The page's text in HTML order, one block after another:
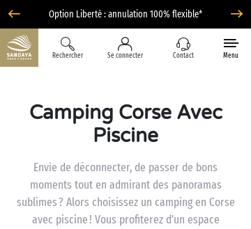
Option Liberté : annulation 100% flexible*
Rechercher Se connecter Contact Menu
Camping Corse Avec
Piscine
Envie de déconnecter, de passer de bons
moments tout en admirant des panoramas
sublimes ? Alors choisissez un camping en Corse
avec piscine ! Vous profiterez d’un espace